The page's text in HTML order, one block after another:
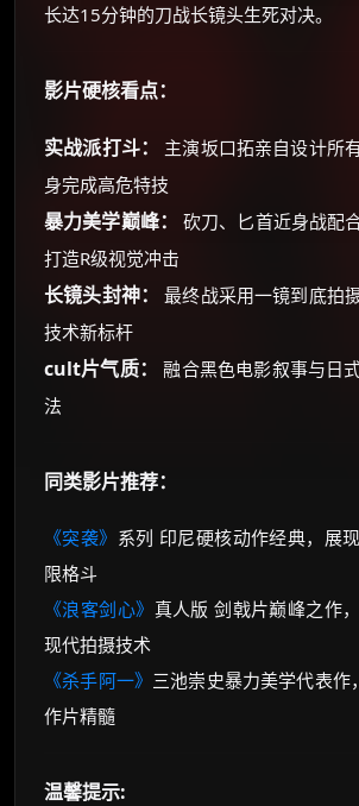
长达15分钟的刀战长镜头生死对决。
影片硬核看点：
实战派打斗：
主演坂口拓亲自设计所
身完成高危特技
暴力美学巅峰：
砍刀、匕首近身战配
打造R级视觉冲击
长镜头封神：
最终战采用一镜到底拍
技术新标杆
cult片气质：
融合黑色电影叙事与日
法
同类影片推荐：
《突袭》 系列 印尼硬核动作经典，展
限格斗
《浪客剑心》 真人版 剑戟片巅峰之作
现代拍摄技术
《杀手阿一》 三池崇史暴力美学代表
作片精髓
温馨提示: